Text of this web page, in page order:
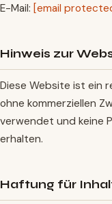
E-Mail: [email
Hinweis zur
Diese Website ist ein
ohne kommerziellen
verwendet und keine
erhalten.
Haftung für